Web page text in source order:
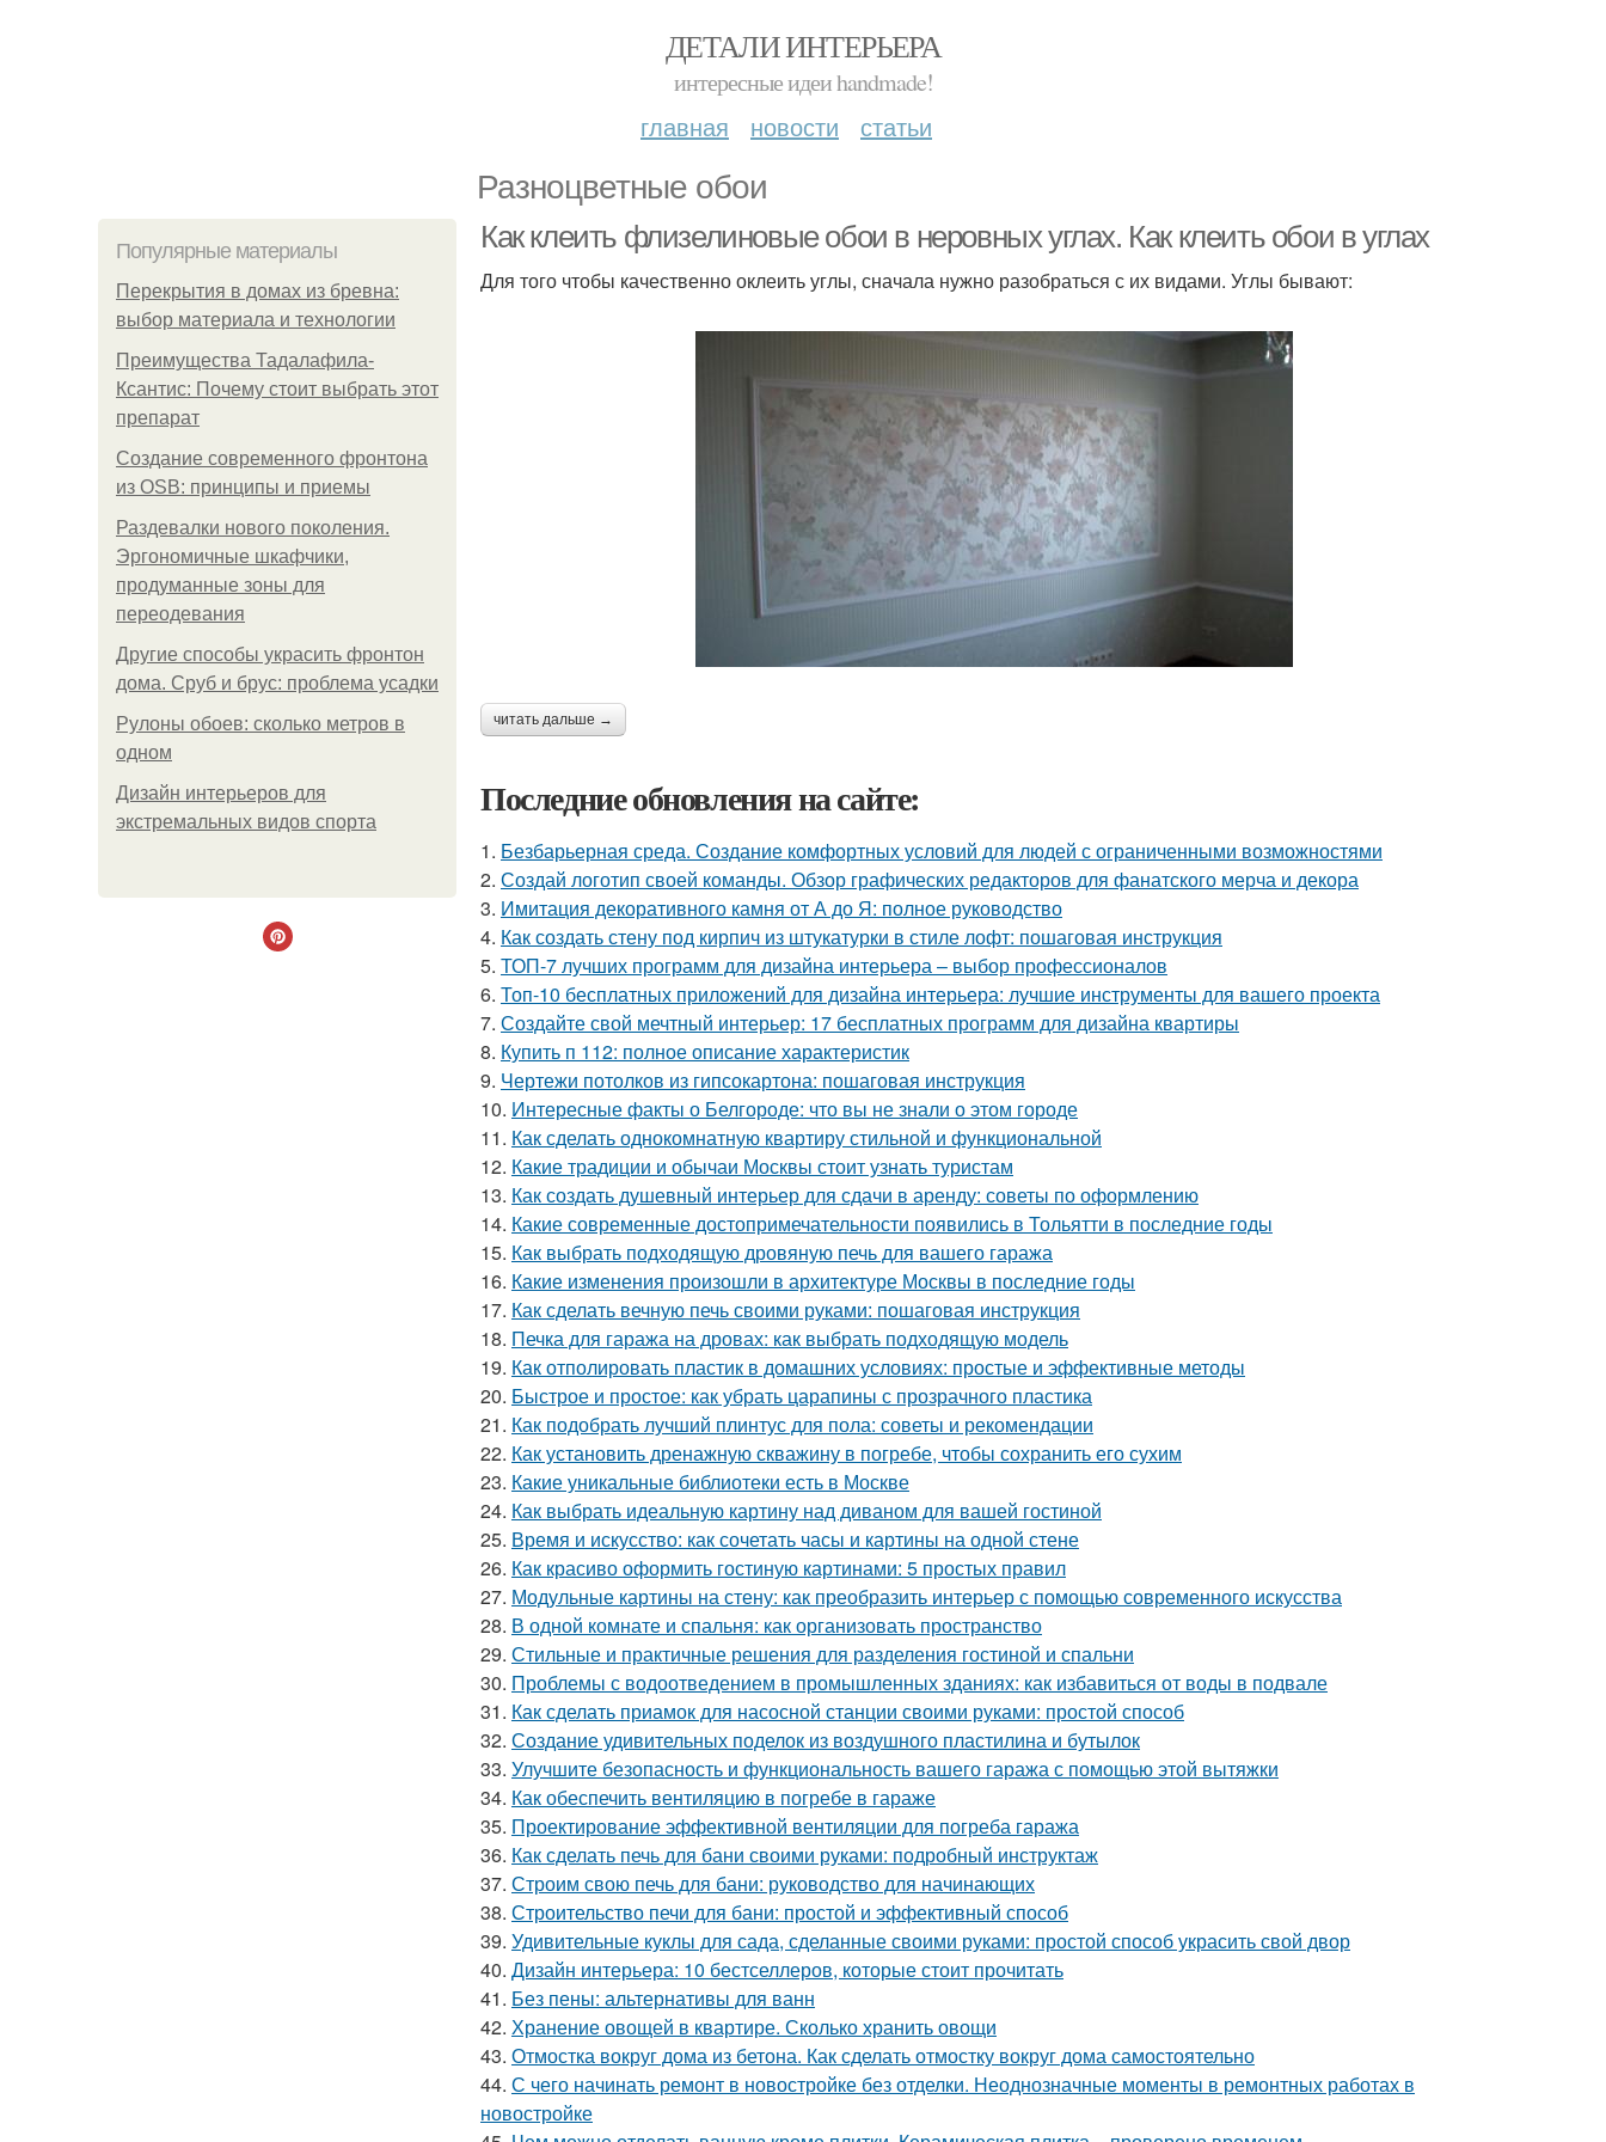
ДЕТАЛИ ИНТЕРЬЕРА
интересные идеи handmade!
главная новости статьи
Разноцветные обои
Популярные материалы
Перекрытия в домах из бревна:
выбор материала и технологии
Преимущества Тадалафила-
Ксантис: Почему стоит выбрать этот
препарат
Создание современного фронтона
из OSB: принципы и приемы
Раздевалки нового поколения.
Эргономичные шкафчики,
продуманные зоны для
переодевания
Другие способы украсить фронтон
дома. Сруб и брус: проблема усадки
Рулоны обоев: сколько метров в
одном
Дизайн интерьеров для
экстремальных видов спорта
Как клеить флизелиновые обои в неровных углах. Как клеить обои в углах
Для того чтобы качественно оклеить углы, сначала нужно разобраться с их видами. Углы бывают:
читать дальше →
Последние обновления на сайте:
1. Безбарьерная среда. Создание комфортных условий для людей с ограниченными возможностями
2. Создай логотип своей команды. Обзор графических редакторов для фанатского мерча и декора
3. Имитация декоративного камня от А до Я: полное руководство
4. Как создать стену под кирпич из штукатурки в стиле лофт: пошаговая инструкция
5. ТОП-7 лучших программ для дизайна интерьера – выбор профессионалов
6. Топ-10 бесплатных приложений для дизайна интерьера: лучшие инструменты для вашего проекта
7. Создайте свой мечтный интерьер: 17 бесплатных программ для дизайна квартиры
8. Купить п 112: полное описание характеристик
9. Чертежи потолков из гипсокартона: пошаговая инструкция
10. Интересные факты о Белгороде: что вы не знали о этом городе
11. Как сделать однокомнатную квартиру стильной и функциональной
12. Какие традиции и обычаи Москвы стоит узнать туристам
13. Как создать душевный интерьер для сдачи в аренду: советы по оформлению
14. Какие современные достопримечательности появились в Тольятти в последние годы
15. Как выбрать подходящую дровяную печь для вашего гаража
16. Какие изменения произошли в архитектуре Москвы в последние годы
17. Как сделать вечную печь своими руками: пошаговая инструкция
18. Печка для гаража на дровах: как выбрать подходящую модель
19. Как отполировать пластик в домашних условиях: простые и эффективные методы
20. Быстрое и простое: как убрать царапины с прозрачного пластика
21. Как подобрать лучший плинтус для пола: советы и рекомендации
22. Как установить дренажную скважину в погребе, чтобы сохранить его сухим
23. Какие уникальные библиотеки есть в Москве
24. Как выбрать идеальную картину над диваном для вашей гостиной
25. Время и искусство: как сочетать часы и картины на одной стене
26. Как красиво оформить гостиную картинами: 5 простых правил
27. Модульные картины на стену: как преобразить интерьер с помощью современного искусства
28. В одной комнате и спальня: как организовать пространство
29. Стильные и практичные решения для разделения гостиной и спальни
30. Проблемы с водоотведением в промышленных зданиях: как избавиться от воды в подвале
31. Как сделать приамок для насосной станции своими руками: простой способ
32. Создание удивительных поделок из воздушного пластилина и бутылок
33. Улучшите безопасность и функциональность вашего гаража с помощью этой вытяжки
34. Как обеспечить вентиляцию в погребе в гараже
35. Проектирование эффективной вентиляции для погреба гаража
36. Как сделать печь для бани своими руками: подробный инструктаж
37. Строим свою печь для бани: руководство для начинающих
38. Строительство печи для бани: простой и эффективный способ
39. Удивительные куклы для сада, сделанные своими руками: простой способ украсить свой двор
40. Дизайн интерьера: 10 бестселлеров, которые стоит прочитать
41. Без пены: альтернативы для ванн
42. Хранение овощей в квартире. Сколько хранить овощи
43. Отмостка вокруг дома из бетона. Как сделать отмостку вокруг дома самостоятельно
44. С чего начинать ремонт в новостройке без отделки. Неоднозначные моменты в ремонтных работах в
новостройке